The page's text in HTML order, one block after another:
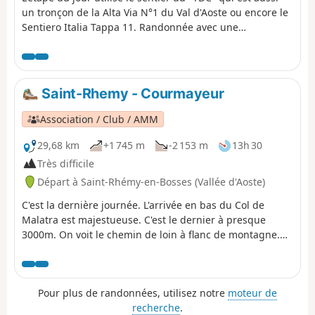
un tronçon de la Alta Via N°1 du Val d'Aoste ou encore le
Sentiero Italia Tappa 11. Randonnée avec une
Visorando.
Saint-Rhemy - Courmayeur
Association / Club / AMM
29,68 km
+1 745 m -2 153 m
13h 30
Très difficile
Départ à Saint-Rhémy-en-Bosses (Vallée d'Aoste)
C'est la dernière journée. L'arrivée en bas du Col de
Malatra est majestueuse. C'est le dernier à presque
3000m. On voit le chemin de loin à flanc de montagne.
partir du Refuge Bonatti et toute sa horde de
randonneurs. La descente vers Courmayeur est superbe
mais une fois arrivé sur le bitume, c'est très long.
Pour plus de randonnées, utilisez notre moteur de
recherche.